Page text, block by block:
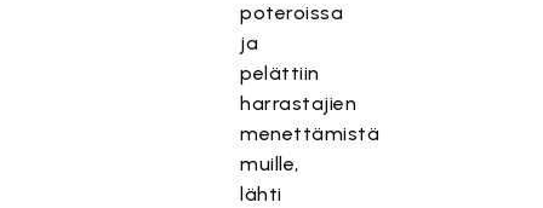
poteroissa
ja
pelättiin
harrastajien
menettämistä
muille,
lähti